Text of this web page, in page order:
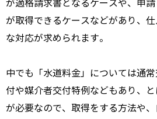
が適格請求書となるケースや、申
が取得できるケースなどがあり、
な対応が求められます。
中でも「水道料金」については通
付や媒介者交付特例などもあり、
が必要なので、取得をする方法や